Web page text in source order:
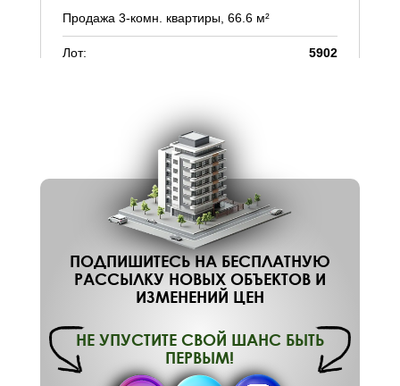
Продажа 3-комн. квартиры, 66.6 м²
Лот:
5902
Смотреть на карте
ПОДПИШИТЕСЬ НА БЕСПЛАТНУЮ
РАССЫЛКУ НОВЫХ ОБЪЕКТОВ И
ИЗМЕНЕНИЙ ЦЕН
НЕ УПУСТИТЕ СВОЙ ШАНС БЫТЬ
ПЕРВЫМ!